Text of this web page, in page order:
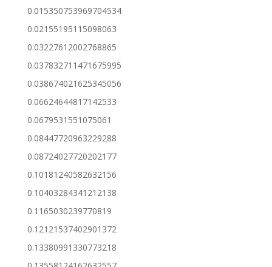
0.015350753969704534
0.02155195115098063
0.03227612002768865
0.037832711471675995
0.038674021625345056
0.06624644817142533
0.0679531551075061
0.08447720963229288
0.08724027720202177
0.10181240582632156
0.10403284341212138
0.1165030239770819
0.12121537402901372
0.13380991330773218